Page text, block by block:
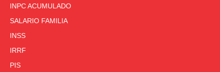
INPC ACUMULADO
SALARIO FAMILIA
INSS
IRRF
PIS